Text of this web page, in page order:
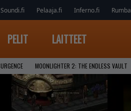
Soundi.fi Pelaaja.fi Inferno.fi
PELIT LAITTEET
MOONLIGHTER 2: THE ENDLESS VAULT